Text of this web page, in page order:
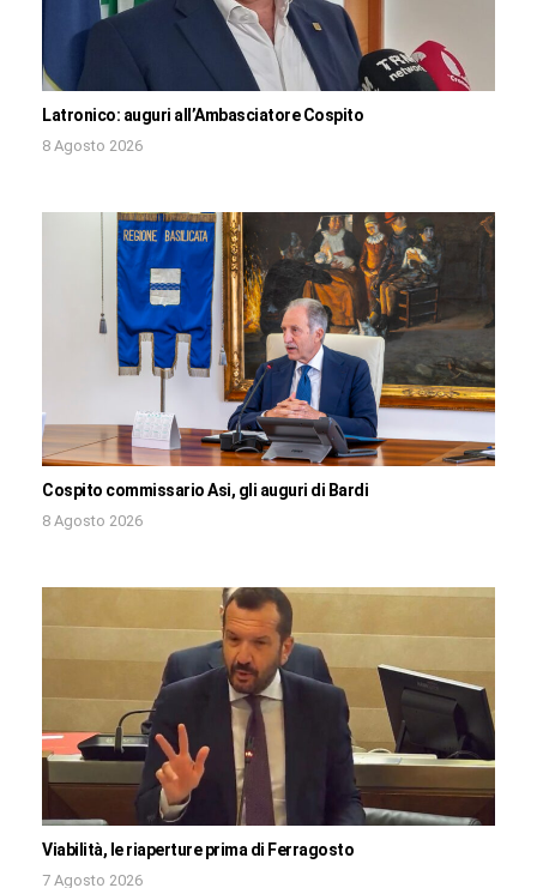
Latronico: auguri all’Ambasciatore Cospito
8 Agosto 2026
Cospito commissario Asi, gli auguri di Bardi
8 Agosto 2026
Viabilità, le riaperture prima di Ferragosto
7 Agosto 2026